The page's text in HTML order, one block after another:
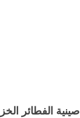
صينية الفطائر